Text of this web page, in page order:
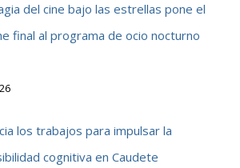
del cine bajo las estrellas pone el
final al programa de ocio nocturno
los trabajos para impulsar la
cognitiva en Caudete